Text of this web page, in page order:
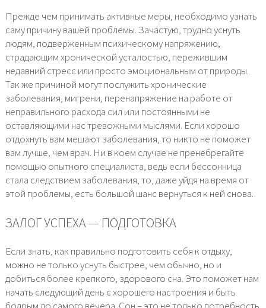
Прежде чем принимать активные меры, необходимо узнать
саму причину вашей проблемы. Зачастую, трудно уснуть
людям, подверженным психическому напряжению,
страдающим хронической усталостью, пережившим
недавний стресс или просто эмоциональным от природы.
Так же причиной могут послужить хронические
заболевания, мигрени, перенапряжение на работе от
неправильного расхода сил или постоянными не
оставляющими нас тревожными мыслями. Если хорошо
отдохнуть вам мешают заболевания, то никто не поможет
вам лучше, чем врач. Ни в коем случае не пренебрегайте
помощью опытного специалиста, ведь если бессонница
стала следствием заболевания, то, даже уйдя на время от
этой проблемы, есть большой шанс вернуться к ней снова.
ЗАЛОГ УСПЕХА — ПОДГОТОВКА
Если знать, как правильно подготовить себя к отдыху,
можно не только уснуть быстрее, чем обычно, но и
добиться более крепкого, здорового сна. Это поможет нам
начать следующий день с хорошего настроения и быть